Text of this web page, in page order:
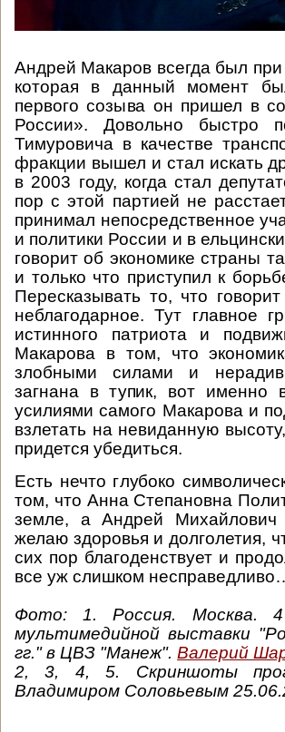
Андрей Макаров всегда был
которая в данный момент
первого созыва он пришел в
России». Довольно быстро
Тимуровича в качестве
фракции вышел и стал искать
в 2003 году, когда стал
пор с этой партией не
принимал непосредственное
и политики России и в
говорит об экономике страны
и только что приступил к
Пересказывать то, что
неблагодарное. Тут главное
истинного патриота и
Макарова в том, что
злобными силами и
загнана в тупик, вот именно
усилиями самого Макарова и
взлетать на невиданную
придется убедиться.
Есть нечто глубоко
том, что Анна Степановна
земле, а Андрей Михайлович
желаю здоровья и долголетия,
сих пор благоденствует и
все уж слишком
Фото:1. Россия. Москва.
мультимедийной выставки
гг." в ЦВЗ "Манеж". Валерий
2, 3, 4, 5. Скриншоты
Владимиром Соловьевым